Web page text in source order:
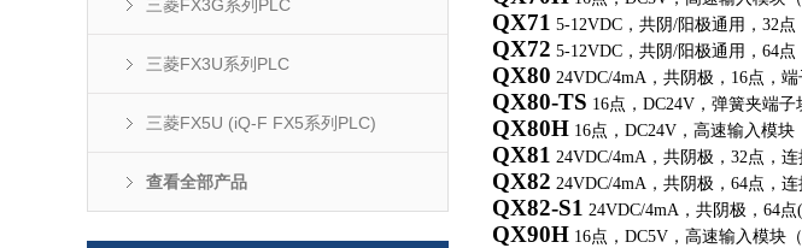
三菱FX3G系列PLC
三菱FX3U系列PLC
三菱FX5U (iQ-F FX5系列PLC)
查看全部产品
QX71 5-12VDC ，共阴/阳极通用， 32点
QX72 5-12VDC ，共阴/阳极通用， 64点
QX80 24VDC/4mA ，共阴极， 16点，
QX80-TS 16点， DC24V ，弹簧夹端子
QX80H 16点， DC24V ，高速输入模块
QX81 24VDC/4mA ，共阴极， 32点，连
QX82 24VDC/4mA ，共阴极， 64点，连
QX82-S1 24VDC/4mA ，共阴极， 64点(
QX90H 16点， DC5V ，高速输入模块（